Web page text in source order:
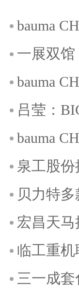
bauma
一展双馆
bauma
吕莹：
bauma
泉工股
贝力特
宏昌天
临工重
三一成